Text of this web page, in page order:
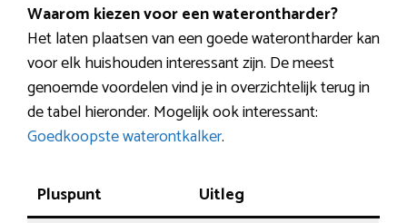
Waarom kiezen voor een waterontharder?
Het laten plaatsen van een goede waterontharder kan
voor elk huishouden interessant zijn. De meest
genoemde voordelen vind je in overzichtelijk terug in
de tabel hieronder. Mogelijk ook interessant:
Goedkoopste waterontkalker.
Pluspunt Uitleg